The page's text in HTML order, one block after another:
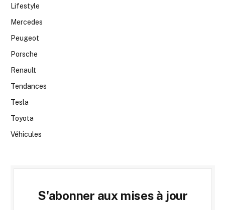
Lifestyle
Mercedes
Peugeot
Porsche
Renault
Tendances
Tesla
Toyota
Véhicules
S'abonner aux mises à jour